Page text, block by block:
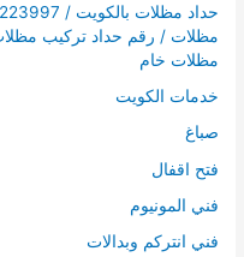
مظلات / رقم حداد تركيب
مظلات خام
خدمات الكويت
صباغ
فتح اقفال
فني المونيوم
فني انتركم وبدالات